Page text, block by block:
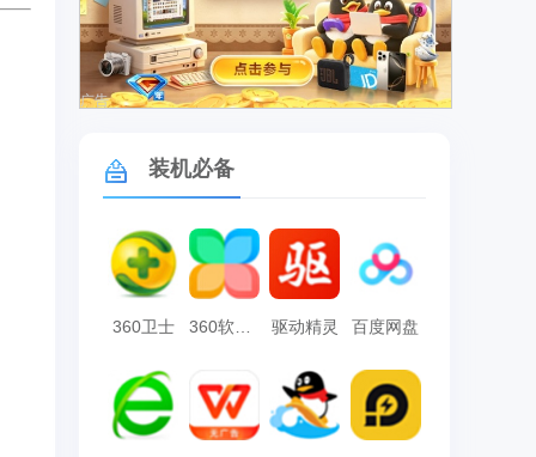
广告
装机必备
360卫士 360软件管家 驱动精灵 百度网盘